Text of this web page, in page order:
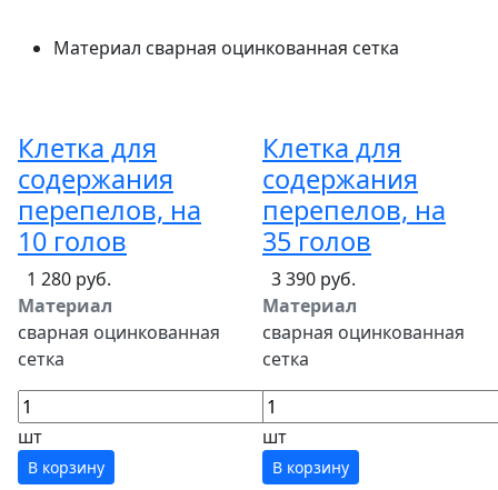
Материал сварная оцинкованная сетка
Клетка для
содержания
перепелов, на
10 голов
1 280 руб.
Материал
сварная оцинкованная
сетка
шт
В корзину
Клетка для
содержания
перепелов, на
35 голов
3 390 руб.
Материал
сварная оцинкованная
сетка
шт
В корзину